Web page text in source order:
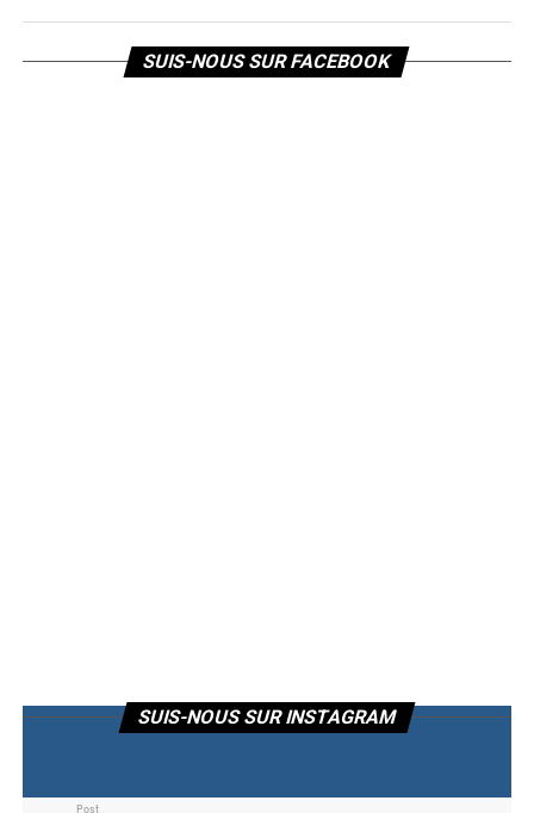
SUIS-NOUS SUR FACEBOOK
SUIS-NOUS SUR INSTAGRAM
Post